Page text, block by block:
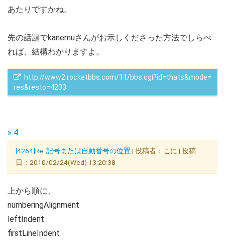
あたりですかね。
先の話題でkanemuさんがお示しくださった方法でしらべ
れば、結構わかりますよ。
http://www2.rocketbbs.com/11/bbs.cgi?id=thats&mode=
res&resto=4233
» 4
[4264]Re: 記号または自動番号の位置| 投稿者：こに | 投稿
日：2010/02/24(Wed) 13:20:38
上から順に、
numberingAlignment
leftIndent
firstLineIndent